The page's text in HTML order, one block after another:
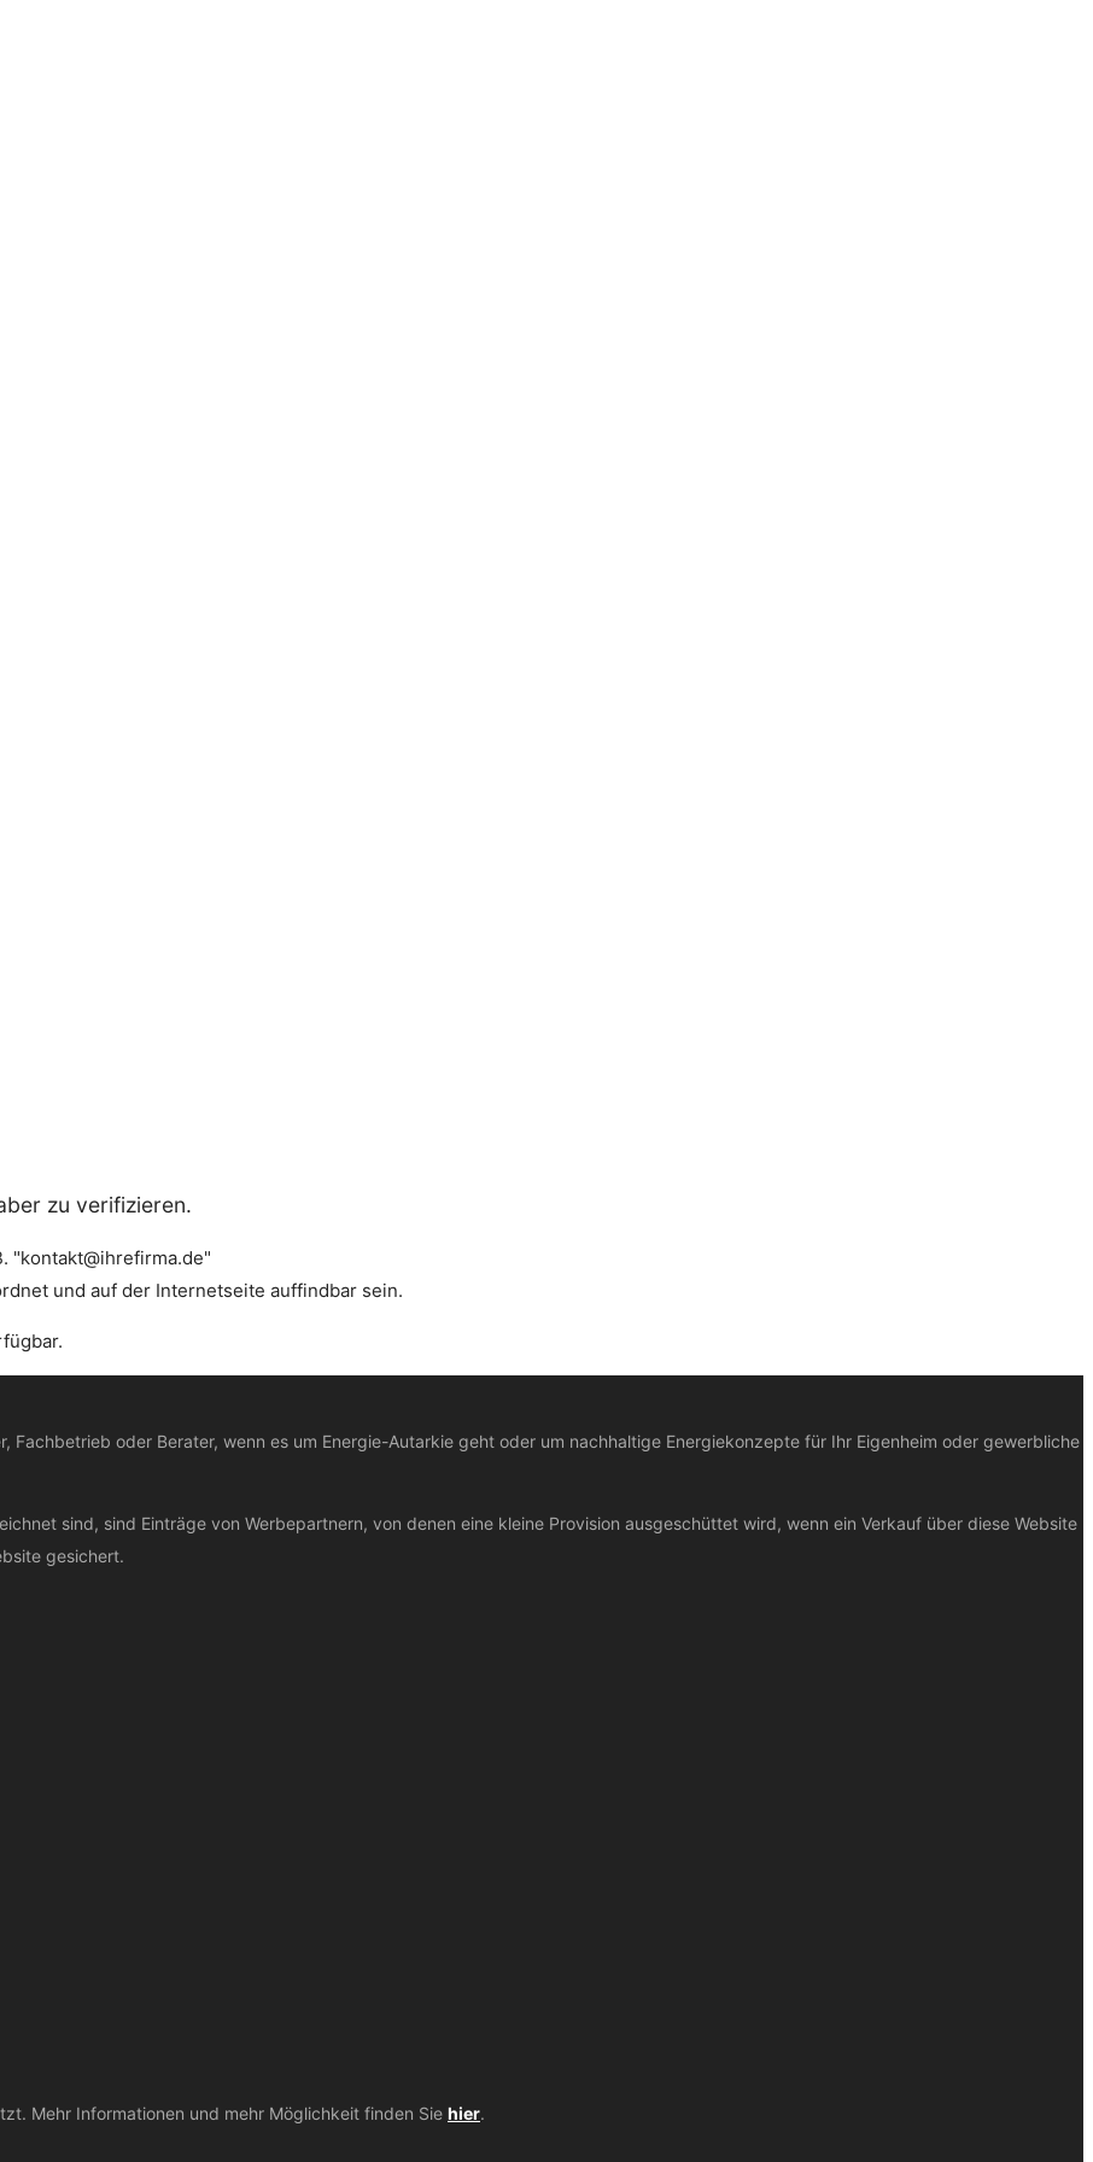
zu verifizieren.
"kontakt@ihrefirma.de"
und auf der Internetseite auffindbar sein.
Fachbetrieb oder Berater, wenn es um Energie-Autarkie geht oder um nachhaltige Energiekonzepte für Ihr Eigenheim oder gewerbliche
sind, sind Einträge von Werbepartnern, von denen eine kleine Provision ausgeschüttet wird, wenn ein Verkauf über diese Website
gesichert.
Mehr Informationen und mehr Möglichkeit finden Sie hier.